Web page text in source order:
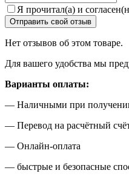
Я прочитал(а) и
Отправить свой отзыв
Нет отзывов об этом товаре.
Для вашего удобства мы
Варианты оплаты:
— Наличными при
— Перевод на расчётный
— Онлайн-оплата
— быстрые и безопасные